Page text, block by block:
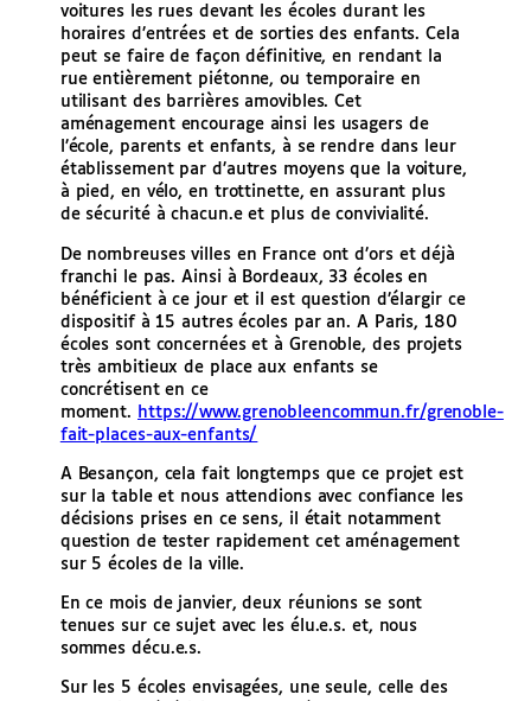
voitures les rues devant les écoles durant les
horaires d’entrées et de sorties des enfants. Cela
peut se faire de façon définitive, en rendant la
rue entièrement piétonne, ou temporaire en
utilisant des barrières amovibles. Cet
aménagement encourage ainsi les usagers de
l’école, parents et enfants, à se rendre dans leur
établissement par d’autres moyens que la voiture,
à pied, en vélo, en trottinette, en assurant plus
de sécurité à chacun.e et plus de convivialité.
De nombreuses villes en France ont d’ors et déjà
franchi le pas. Ainsi à Bordeaux, 33 écoles en
bénéficient à ce jour et il est question d’élargir ce
dispositif à 15 autres écoles par an. A Paris, 180
écoles sont concernées et à Grenoble, des projets
très ambitieux de place aux enfants se
concrétisent en ce
moment. https://www.grenobleencommun.fr/grenoble-
fait-places-aux-enfants/
A Besançon, cela fait longtemps que ce projet est
sur la table et nous attendions avec confiance les
décisions prises en ce sens, il était notamment
question de tester rapidement cet aménagement
sur 5 écoles de la ville.
En ce mois de janvier, deux réunions se sont
tenues sur ce sujet avec les élu.e.s. et, nous
sommes décu.e.s.
Sur les 5 écoles envisagées, une seule, celle des